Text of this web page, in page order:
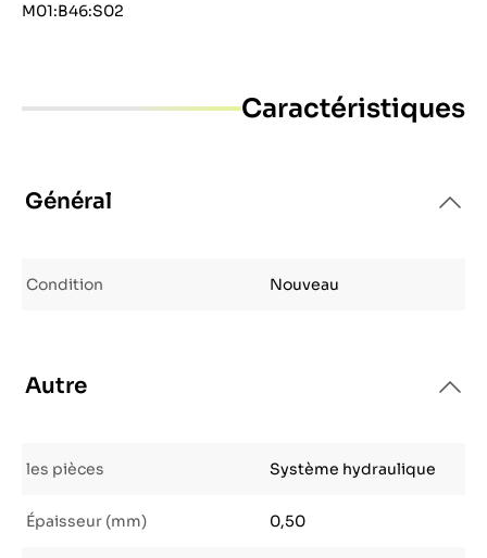
M01:B46:S02
Caractéristiques
Général
Condition Nouveau
Autre
les pièces Système hydraulique
Épaisseur (mm) 0,50